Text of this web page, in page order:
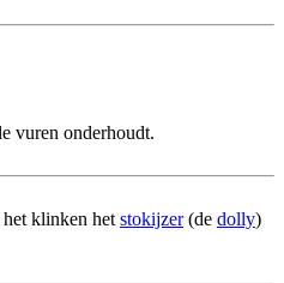
vuren onderhoudt.
klinken het stokijzer(de dolly)